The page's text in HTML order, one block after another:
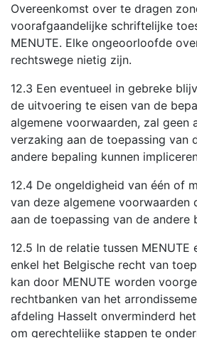
Overeenkomst over te dragen
voorafgaandelijke schriftelijke
MENUTE. Elke ongeoorloofde
rechtswege nietig zijn.
12.3 Een eventueel in gebreke
de uitvoering te eisen van de
algemene voorwaarden, zal geen
verzaking aan de toepassing van
andere bepaling kunnen
12.4 De ongeldigheid van één of
van deze algemene voorwaarden
aan de toepassing van de andere
12.5 In de relatie tussen MENUTE
enkel het Belgische recht van
kan door MENUTE worden
rechtbanken van het
afdeling Hasselt onverminderd
om gerechtelijke stappen te